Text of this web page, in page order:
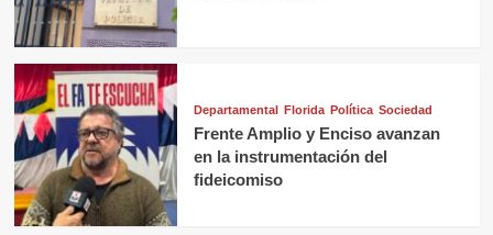
Departamental Florida Política Sociedad
Frente Amplio y Enciso avanzan
en la instrumentación del
fideicomiso